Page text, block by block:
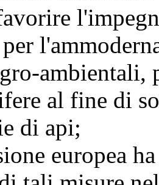
ambientali,
al fine di
di api;
europea